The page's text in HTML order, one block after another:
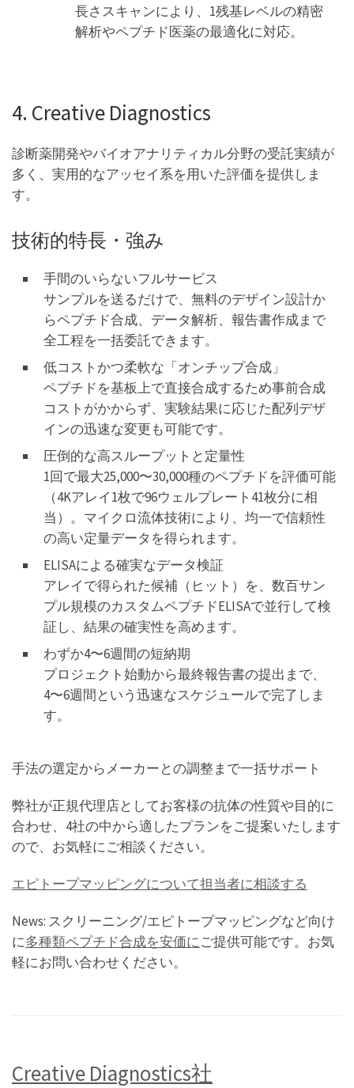
長さスキャンにより、1残基レベルの精密
解析やペプチド医薬の最適化に対応。
4. Creative Diagnostics
診断薬開発やバイオアナリティカル分野の受託実績が
多く、実用的なアッセイ系を用いた評価を提供しま
す。
技術的特長・強み
手間のいらないフルサービス
サンプルを送るだけで、無料のデザイン設計か
らペプチド合成、データ解析、報告書作成まで
全工程を一括委託できます。
低コストかつ柔軟な「オンチップ合成」
ペプチドを基板上で直接合成するため事前合成
コストがかからず、実験結果に応じた配列デザ
インの迅速な変更も可能です。
圧倒的な高スループットと定量性
1回で最大25,000〜30,000種のペプチドを評価可能
（4Kアレイ1枚で96ウェルプレート41枚分に相
当）。マイクロ流体技術により、均一で信頼性
の高い定量データを得られます。
ELISAによる確実なデータ検証
アレイで得られた候補（ヒット）を、数百サン
プル規模のカスタムペプチドELISAで並行して検
証し、結果の確実性を高めます。
わずか4〜6週間の短納期
プロジェクト始動から最終報告書の提出まで、
4〜6週間という迅速なスケジュールで完了しま
す。
手法の選定からメーカーとの調整まで一括サポート
弊社が正規代理店としてお客様の抗体の性質や目的に
合わせ、4社の中から適したプランをご提案いたします
ので、お気軽にご相談ください。
エピトープマッピングについて担当者に相談する
News: スクリーニング/エピトープマッピングなど向け
に多種類ペプチド合成を安価にご提供可能です。お気
軽にお問い合わせください。
Creative Diagnostics社